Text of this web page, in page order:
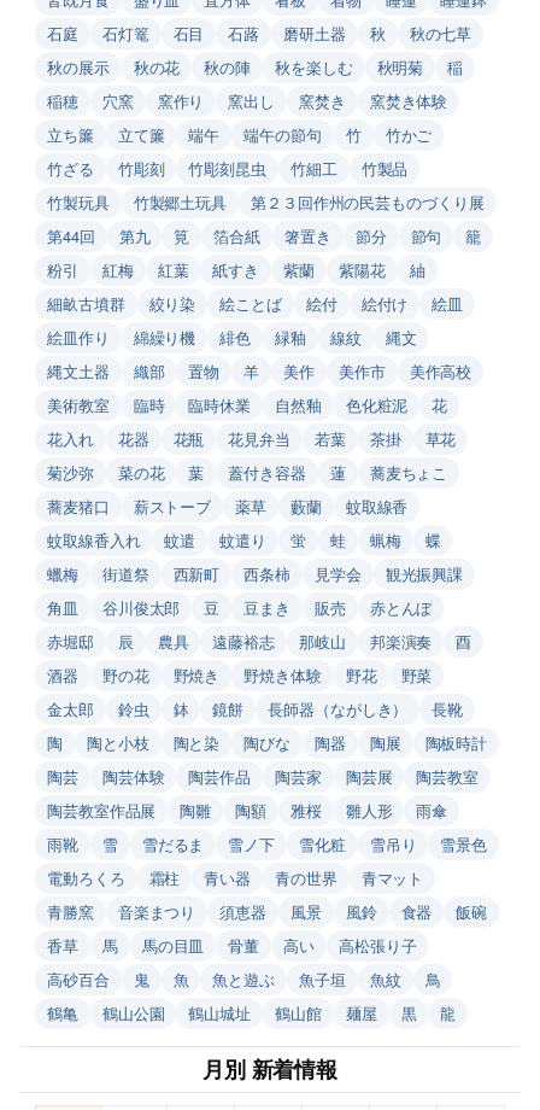
石庭
石灯篭 石目 石蕗 磨研土器 秋
秋の七草
秋の展示
秋の花 秋の陣 秋を楽しむ 秋明菊
稲
稲穂
穴窯 窯作り 窯出し 窯焚き
窯焚き体験
立ち簾
立て簾 端午 端午の節句 竹
竹かご
竹ざる
竹彫刻 竹彫刻昆虫 竹細工
竹製品
竹製玩具
竹製郷土玩具
第２３回作州の民芸ものづくり展
第44回
第九 筧 箔合紙 箸置き 節分 節句
籠
粉引
紅梅 紅葉 紙すき 紫蘭 紫陽花
紬
細畝古墳群
絞り染 絵ことば 絵付 絵付け
絵皿
絵皿作り
綿繰り機 緋色 緑釉 線紋
縄文
縄文土器
織部 置物 羊 美作 美作市
美作高校
美術教室
臨時 臨時休業 自然釉 色化粧泥
花
花入れ
花器 花瓶 花見弁当 若葉 茶掛
草花
菊沙弥
菜の花 葉 蓋付き容器 蓮
蕎麦ちょこ
蕎麦猪口
薪ストーブ 薬草 藪蘭
蚊取線香
蚊取線香入れ
蚊遣 蚊遣り 蛍 蛙 蝋梅
蝶
蠟梅
街道祭 西新町 西条柿 見学会
観光振興課
角皿
谷川俊太郎 豆 豆まき 販売
赤とんぼ
赤堀邸
辰 農具 遠藤裕志 那岐山 邦楽演奏
酉
酒器
野の花 野焼き 野焼き体験 野花
野菜
金太郎
鈴虫 鉢 鏡餅 長師器（ながしき）
長靴
陶
陶と小枝 陶と染 陶びな 陶器 陶展
陶板時計
陶芸
陶芸体験 陶芸作品 陶芸家 陶芸展
陶芸教室
陶芸教室作品展
陶雛 陶額 雅桜 雛人形
雨傘
雨靴
雪 雪だるま 雪ノ下 雪化粧 雪吊り
雪景色
電動ろくろ
霜柱 青い器 青の世界
青マット
青勝窯
音楽まつり 須恵器 風景 風鈴 食器
飯碗
香草
馬 馬の目皿 骨董 高い
高松張り子
高砂百合
鬼 魚 魚と遊ぶ 魚子垣 魚紋
鳥
鶴亀
鶴山公園 鶴山城址 鶴山館 麺屋 黒 龍
月別 新着情報